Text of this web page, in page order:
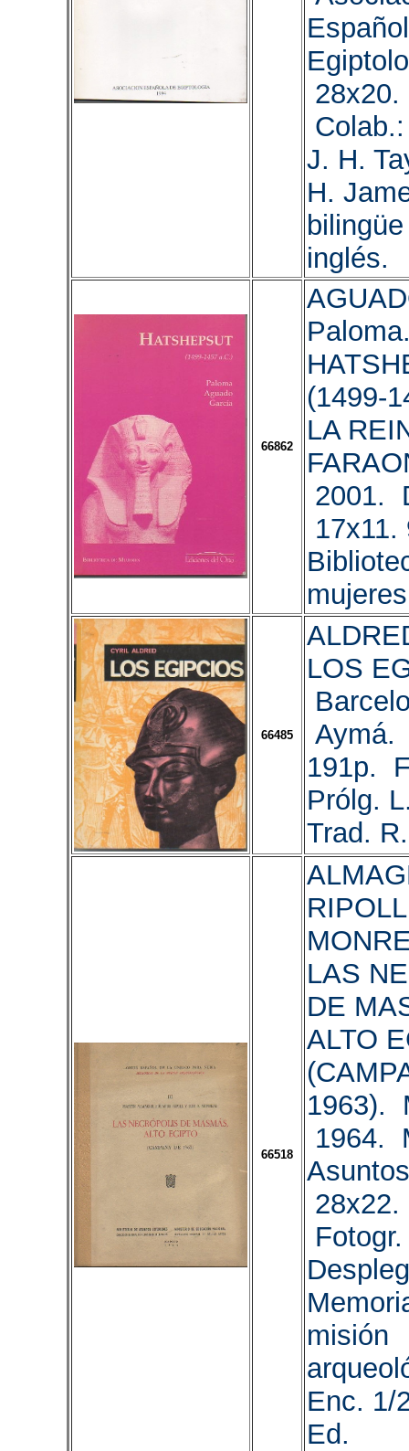
28x20.
J. H.
H.
inglés.
66862
(1499-
LA
2001.
66485
LOS
Aymá.
191p.
Prólg.
Trad.
66518
LAS
DE
ALTO
1963).
1964.
28x22.
misión
Enc. 1/
Ed.